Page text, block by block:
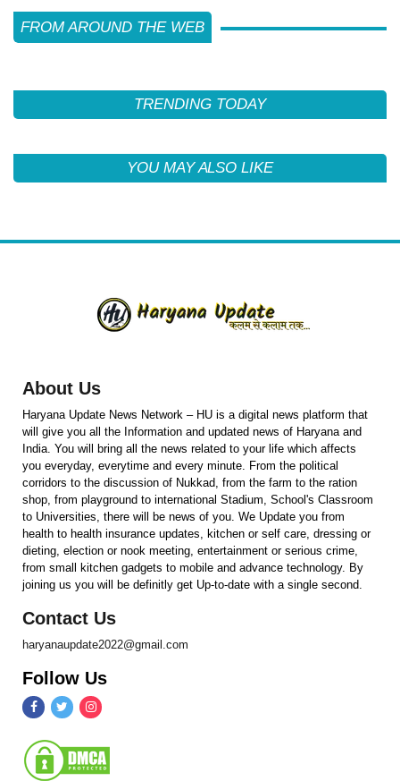
FROM AROUND THE WEB
TRENDING TODAY
YOU MAY ALSO LIKE
About Us
Haryana Update News Network – HU is a digital news platform that
will give you all the Information and updated news of Haryana and
India. You will bring all the news related to your life which affects
you everyday, everytime and every minute. From the political
corridors to the discussion of Nukkad, from the farm to the ration
shop, from playground to international Stadium, School's Classroom
to Universities, there will be news of you. We Update you from
health to health insurance updates, kitchen or self care, dressing or
dieting, election or nook meeting, entertainment or serious crime,
from small kitchen gadgets to mobile and advance technology. By
joining us you will be definitly get Up-to-date with a single second.
Contact Us
haryanaupdate2022@gmail.com
Follow Us